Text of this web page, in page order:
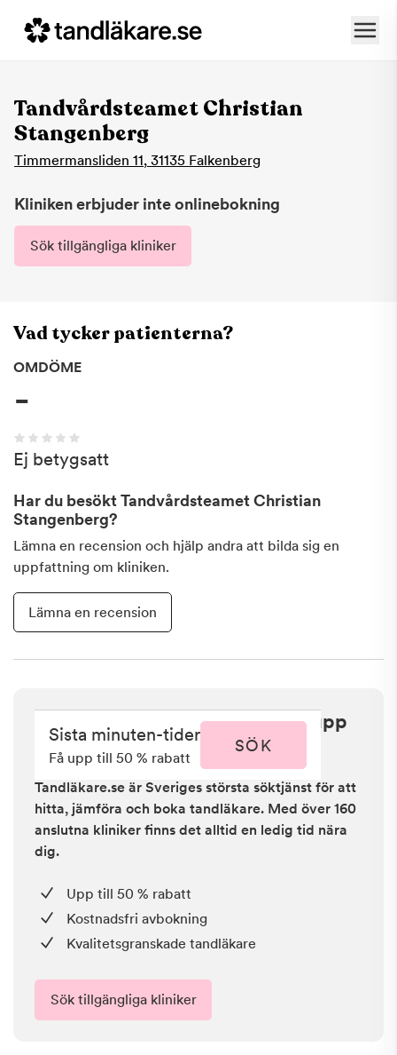
Tandvårdsteamet Christian
Stangenberg
Timmermansliden 11, 31135 Falkenberg
Kliniken erbjuder inte onlinebokning
Sök tillgängliga kliniker
Vad tycker patienterna?
OMDÖME
-
Ej betygsatt
Har du besöktTandvårdsteamet Christian
Stangenberg?
Lämna en recension och hjälp andra att bilda sig en
uppfattning om kliniken.
Lämna en recension
Sista minuten i Falkenberg - få upp
till 50 % rabatt
Tandläkare.se är Sveriges största söktjänst för att
hitta, jämföra och boka tandläkare. Med över 160
anslutna kliniker finns det alltid en ledig tid nära
dig.
Upp till 50 % rabatt
Kostnadsfri avbokning
Kvalitetsgranskade tandläkare
Sök tillgängliga kliniker
Sista minuten-tider
Få upp till 50 % rabatt
SÖK